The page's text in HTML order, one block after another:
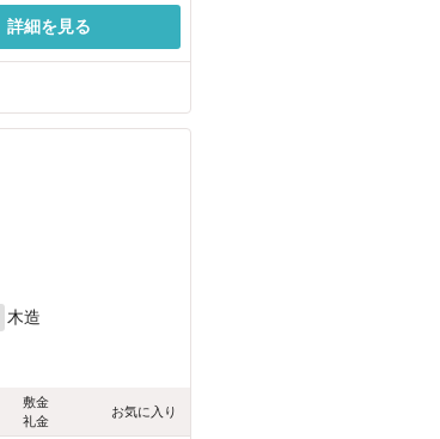
詳細を見る
木造
敷金
礼金
お気に入り